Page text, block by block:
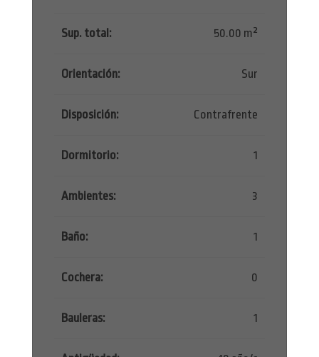
Sup. total: 50.00 m²
Orientación: Sur
Disposición: Contrafrente
Dormitorio: 1
Ambientes: 3
Baño: 1
Cochera: 0
Bauleras: 1